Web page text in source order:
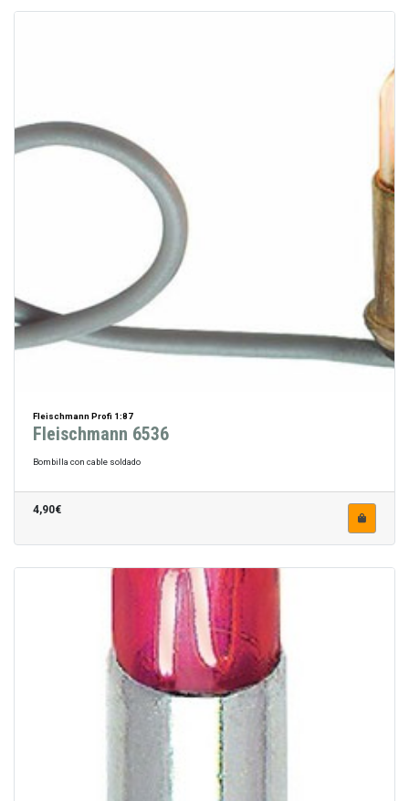
Fleischmann Profi 1:87
Fleischmann 6536
Bombilla con cable soldado
4,90€